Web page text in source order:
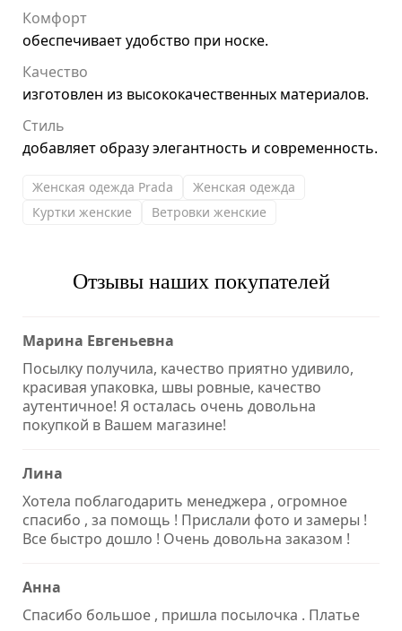
Комфорт
обеспечивает удобство при носке.
Качество
изготовлен из высококачественных материалов.
Стиль
добавляет образу элегантность и современность.
Женская одежда Prada
Женская одежда
Куртки женские
Ветровки женские
Отзывы наших покупателей
Марина Евгеньевна
Посылку получила, качество приятно удивило,
красивая упаковка, швы ровные, качество
аутентичное! Я осталась очень довольна
покупкой в Вашем магазине!
Лина
Хотела поблагодарить менеджера , огромное
спасибо , за помощь ! Прислали фото и замеры !
Все быстро дошло ! Очень довольна заказом !
Анна
Спасибо большое , пришла посылочка . Платье